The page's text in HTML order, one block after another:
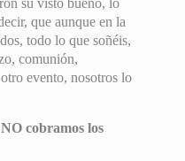
que aunque en la
todo lo que soñéis,
comunión,
evento, nosotros lo
cobramos los